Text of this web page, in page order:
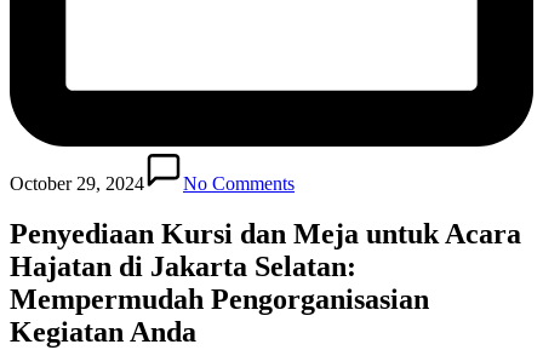
October 29, 2024 No Comments
Penyediaan Kursi dan Meja untuk Acara
Hajatan di Jakarta Selatan:
Mempermudah Pengorganisasian
Kegiatan Anda